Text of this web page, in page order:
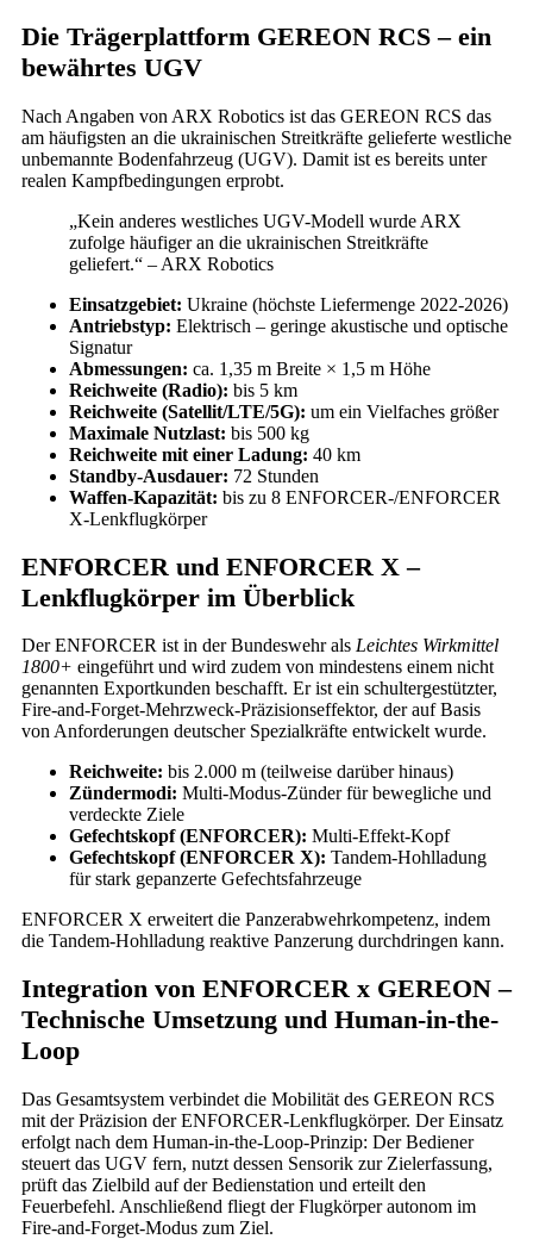
Die Trägerplattform GEREON RCS – ein
bewährtes UGV
Nach Angaben von ARX Robotics ist das GEREON RCS das
am häufigsten an die ukrainischen Streitkräfte gelieferte westliche
unbemannte Bodenfahrzeug (UGV). Damit ist es bereits unter
realen Kampfbedingungen erprobt.
„Kein anderes westliches UGV-Modell wurde ARX
zufolge häufiger an die ukrainischen Streitkräfte
geliefert.“ – ARX Robotics
Einsatzgebiet: Ukraine (höchste Liefermenge 2022-2026)
Antriebstyp: Elektrisch – geringe akustische und optische
Signatur
Abmessungen: ca. 1,35 m Breite × 1,5 m Höhe
Reichweite (Radio): bis 5 km
Reichweite (Satellit/LTE/5G): um ein Vielfaches größer
Maximale Nutzlast: bis 500 kg
Reichweite mit einer Ladung: 40 km
Standby-Ausdauer: 72 Stunden
Waffen-Kapazität: bis zu 8 ENFORCER-/ENFORCER
X-Lenkflugkörper
ENFORCER und ENFORCER X –
Lenkflugkörper im Überblick
Der ENFORCER ist in der Bundeswehr als Leichtes Wirkmittel
1800+ eingeführt und wird zudem von mindestens einem nicht
genannten Exportkunden beschafft. Er ist ein schultergestützter,
Fire-and-Forget-Mehrzweck-Präzisionseffektor, der auf Basis
von Anforderungen deutscher Spezialkräfte entwickelt wurde.
Reichweite: bis 2.000 m (teilweise darüber hinaus)
Zündermodi: Multi-Modus-Zünder für bewegliche und
verdeckte Ziele
Gefechtskopf (ENFORCER): Multi-Effekt-Kopf
Gefechtskopf (ENFORCER X): Tandem-Hohlladung
für stark gepanzerte Gefechtsfahrzeuge
ENFORCER X erweitert die Panzerabwehrkompetenz, indem
die Tandem-Hohlladung reaktive Panzerung durchdringen kann.
Integration von ENFORCER x GEREON –
Technische Umsetzung und Human-in-the-
Loop
Das Gesamtsystem verbindet die Mobilität des GEREON RCS
mit der Präzision der ENFORCER-Lenkflugkörper. Der Einsatz
erfolgt nach dem Human-in-the-Loop-Prinzip: Der Bediener
steuert das UGV fern, nutzt dessen Sensorik zur Zielerfassung,
prüft das Zielbild auf der Bedienstation und erteilt den
Feuerbefehl. Anschließend fliegt der Flugkörper autonom im
Fire-and-Forget-Modus zum Ziel.